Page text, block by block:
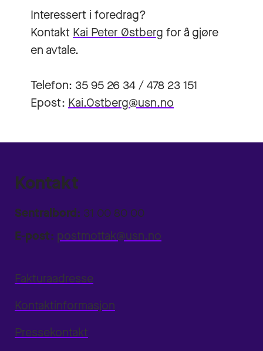
Interessert i foredrag?
Kontakt Kai Peter Østberg for å gjøre
en avtale.
Telefon: 35 95 26 34 / 478 23 151
Epost: Kai.Ostberg@usn.no
Kontakt
Sentralbord: 31 00 80 00
E-post: postmottak@usn.no
Fakturaadresse
Kontaktinformasjon
Pressekontakt